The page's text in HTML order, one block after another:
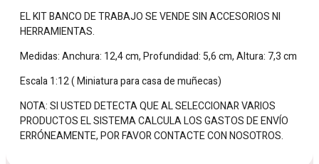
EL KIT BANCO DE TRABAJO SE VENDE SIN ACCESORIOS NI
HERRAMIENTAS.
Medidas: Anchura: 12,4 cm, Profundidad: 5,6 cm, Altura: 7,3 cm
Escala 1:12 ( Miniatura para casa de muñecas)
NOTA: SI USTED DETECTA QUE AL SELECCIONAR VARIOS
PRODUCTOS EL SISTEMA CALCULA LOS GASTOS DE ENVÍO
ERRÓNEAMENTE, POR FAVOR CONTACTE CON NOSOTROS.